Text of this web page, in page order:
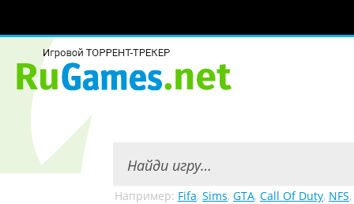
Например: Fifa, Sims, GTA, Call Of Duty, NFS,